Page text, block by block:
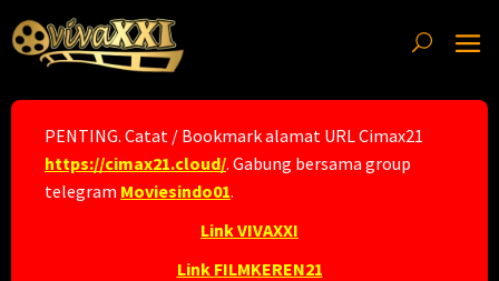
to
content
PENTING. Catat / Bookmark alamat URL Cimax21
https://cimax21.cloud/. Gabung bersama group
telegram Moviesindo01.
Link VIVAXXI
Link FILMKEREN21